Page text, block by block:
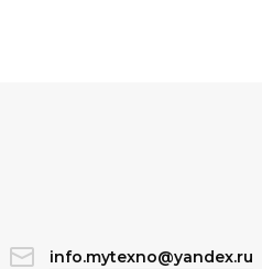
info.mytexno@yandex.ru